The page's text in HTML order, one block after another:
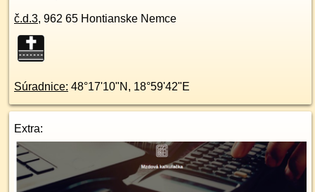
č.d.3, 962 65 Hontianske Nemce
Súradnice: 48°17'10"N , 18°59'42"E
Extra: